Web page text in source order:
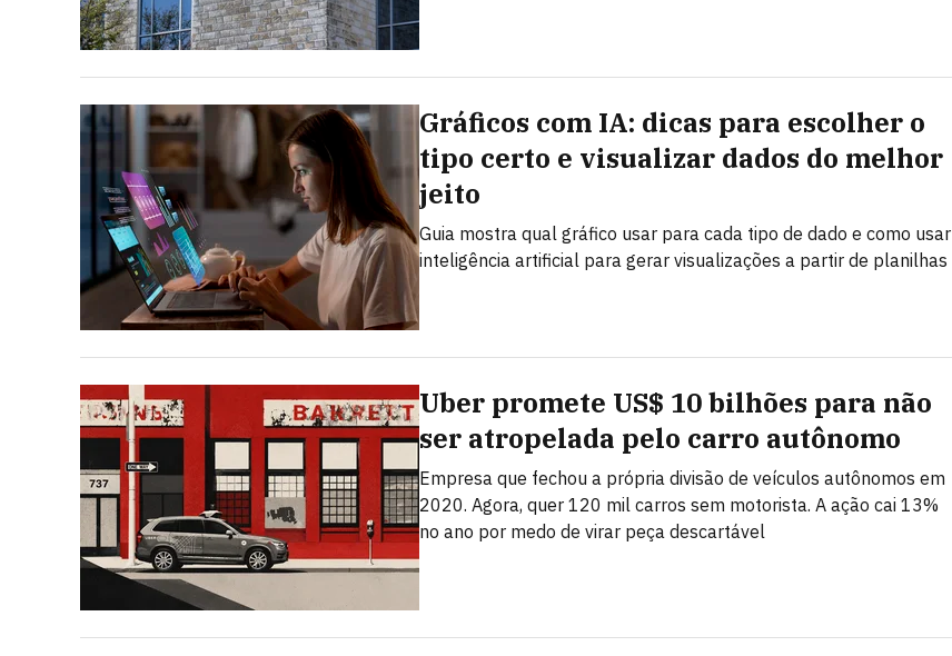
Gráficos com IA: dicas para escolher o
tipo certo e visualizar dados do melhor
jeito
Guia mostra qual gráfico usar para cada tipo de dado e como usar
inteligência artificial para gerar visualizações a partir de planilhas
Uber promete US$ 10 bilhões para não
ser atropelada pelo carro autônomo
Empresa que fechou a própria divisão de veículos autônomos em
2020. Agora, quer 120 mil carros sem motorista. A ação cai 13%
no ano por medo de virar peça descartável